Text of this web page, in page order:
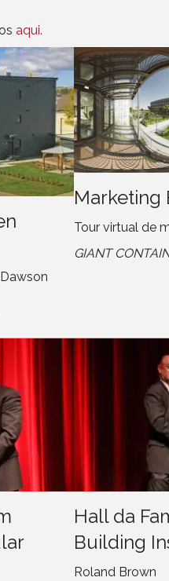
aqui.
Marketing
Tour virtual de
GIANT
Hall da
Building
Roland Brown